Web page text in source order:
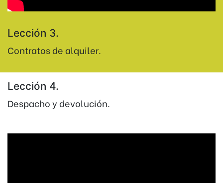
Lección 3.
Contratos de alquiler.
Lección 4.
Despacho y devolución.